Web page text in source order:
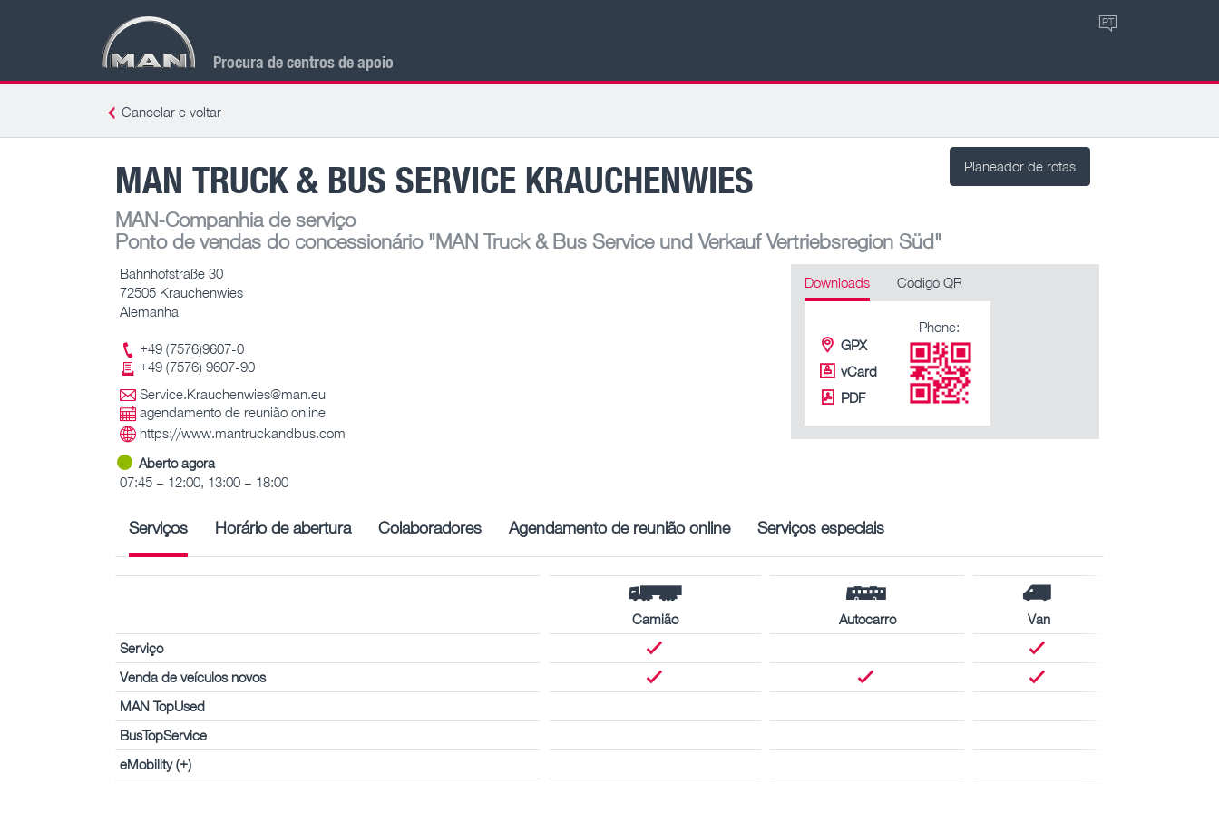
Procura de centros de apoio
PT
Cancelar e voltar
Planeador de rotas
MAN TRUCK & BUS SERVICE KRAUCHENWIES
MAN-Companhia de serviço
Ponto de vendas do concessionário"MAN Truck & Bus Service und Verkauf Vertriebsregion Süd"
Bahnhofstraße 30
72505 Krauchenwies
Alemanha
+49 (7576)9607-0
+49 (7576) 9607-90
Service.Krauchenwies@man.eu
agendamento de reunião online
https://www.mantruckandbus.com
Aberto agora
07:45 – 12:00, 13:00 – 18:00
Downloads Código QR
GPX
vCard
PDF
Phone:
Serviços Horário de abertura Colaboradores Agendamento de reunião online Serviços especiais
Camião Autocarro
Van
Serviço
Venda de veículos novos
MAN TopUsed
BusTopService
eMobility (+)